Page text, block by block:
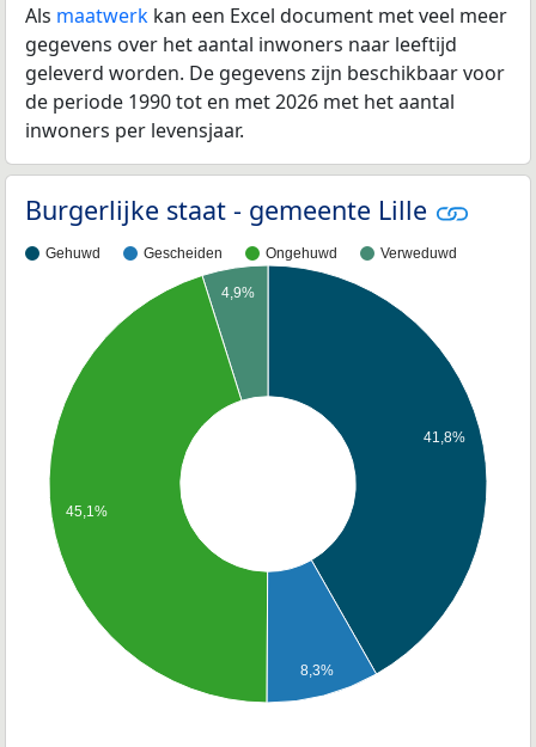
Als maatwerk kan een Excel document met veel meer
gegevens over het aantal inwoners naar leeftijd
geleverd worden. De gegevens zijn beschikbaar voor
de periode 1990 tot en met 2026 met het aantal
inwoners per levensjaar.
Burgerlijke staat - gemeente Lille
Gehuwd Gescheiden Ongehuwd Verweduwd
41,8%
4,9%
45,1%
8,3%